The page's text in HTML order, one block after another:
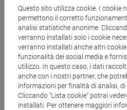
DELL'AFRICA
[LMR20]Laurea
DIDATTICA DELLA
(6 cfu) [LM016I]
LINGUISTICA
[LM7300]
Questo sito utilizza cookie. I cookie
permettono il corretto
analisi statistiche anonime.
verranno installati solo i cookie
verranno installati anche altri
funzionalità dei social media e
utilizzo. In questo caso, i dati
anche con i nostri partner, che
informazioni per finalità di analisi, di
Cliccando “Lista cookie” potrai
installati. Per ottenere maggiori